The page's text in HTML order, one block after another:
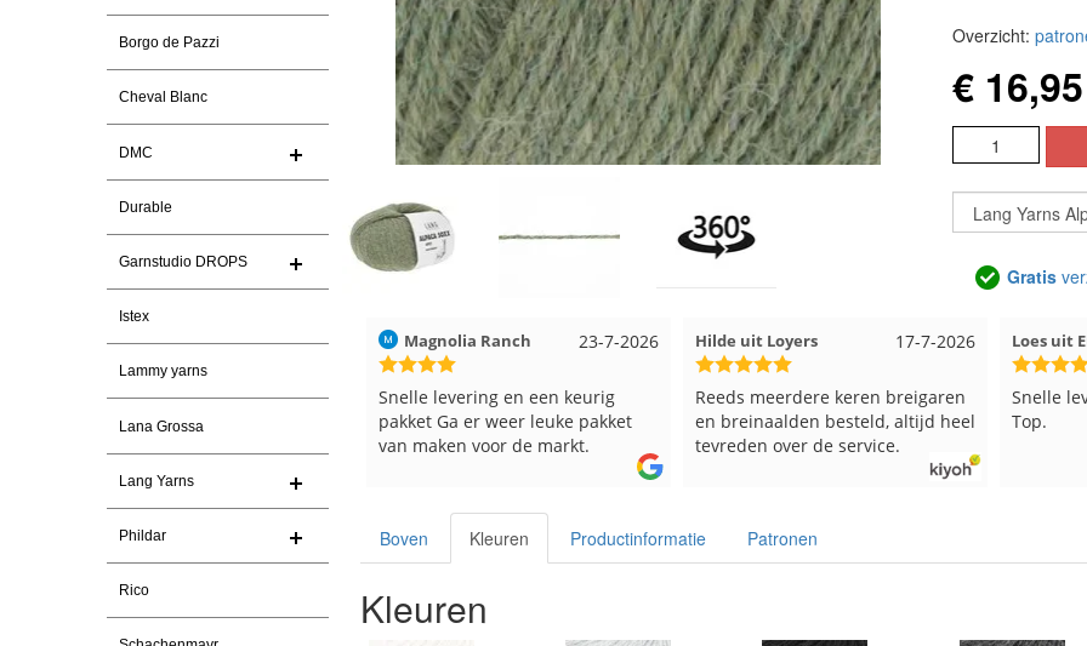
Borgo de Pazzi
Cheval Blanc
DMC
Durable
Garnstudio DROPS
Istex
Lammy yarns
Lana Grossa
Lang Yarns
Phildar
Rico
Overzicht:
€ 16,95
Gratis
30-7-2026
prima garen
23-7-2026
Magnolia Ranch
Snelle levering en een keurig
pakket Ga er weer leuke pakket
van maken voor de markt.
17-7-2026
Hilde uit Loyers
Reeds meerdere keren breigaren
en breinaalden besteld, altijd heel
tevreden over de service.
12-7-
Loes uit EMMELOORD
Snelle levering en keurig verpakt.
Top.
Boven Kleuren Productinformatie Patronen
Kleuren